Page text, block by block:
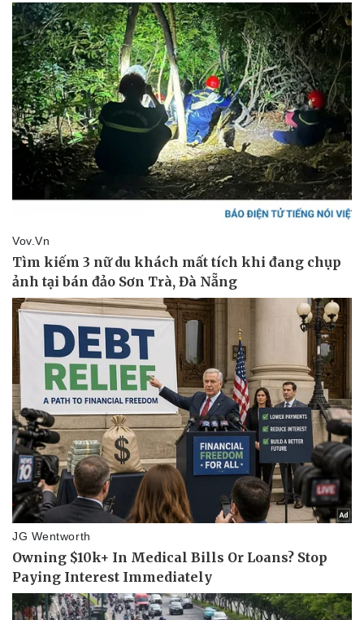
Kinh tế
Bất động sản
Khởi nghiệp
Thị trường
Giá vàng
Tiêu dùng
Tỷ giá
Chứng khoán
Giá cà phê